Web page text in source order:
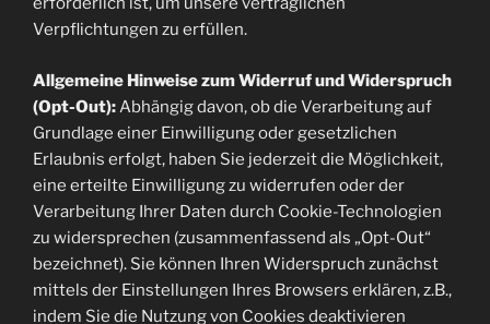
Verpflichtungen zu erfüllen.
Allgemeine Hinweise zum Widerruf und Widerspruch
(Opt-Out): Abhängig davon, ob die Verarbeitung auf
Grundlage einer Einwilligung oder gesetzlichen
Erlaubnis erfolgt, haben Sie jederzeit die Möglichkeit,
eine erteilte Einwilligung zu widerrufen oder der
Verarbeitung Ihrer Daten durch Cookie-Technologien
zu widersprechen (zusammenfassend als „Opt-Out“
bezeichnet). Sie können Ihren Widerspruch zunächst
mittels der Einstellungen Ihres Browsers erklären, z.B.,
indem Sie die Nutzung von Cookies deaktivieren